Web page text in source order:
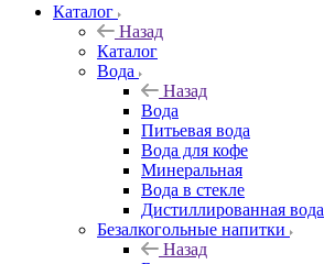
Каталог
Назад
Каталог
Вода
Назад
Вода
Питьевая вода
Вода для кофе
Минеральная
Вода в стекле
Дистиллированная вода
Безалкогольные напитки
Назад